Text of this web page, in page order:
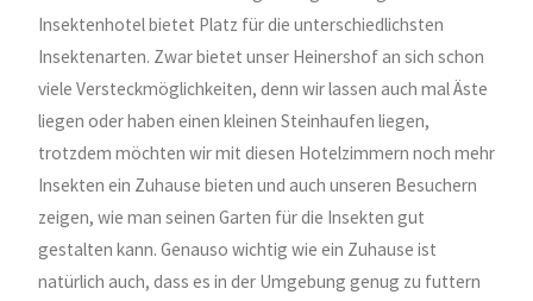
Insektenhotel bietet Platz für die unterschiedlichsten
Insektenarten. Zwar bietet unser Heinershof an sich schon
viele Versteckmöglichkeiten, denn wir lassen auch mal Äste
liegen oder haben einen kleinen Steinhaufen liegen,
trotzdem möchten wir mit diesen Hotelzimmern noch mehr
Insekten ein Zuhause bieten und auch unseren Besuchern
zeigen, wie man seinen Garten für die Insekten gut
gestalten kann. Genauso wichtig wie ein Zuhause ist
natürlich auch, dass es in der Umgebung genug zu futtern